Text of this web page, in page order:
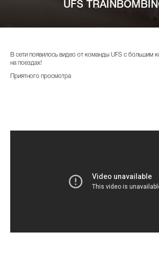
UFS
В сети появилось видео от команды UFS с большим
на поездах!
Приятного просмотра